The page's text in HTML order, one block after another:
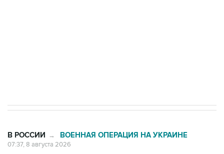
В РОССИИ → ВОЕННАЯ ОПЕРАЦИЯ НА УКРАИНЕ
07:37, 8 августа 2026